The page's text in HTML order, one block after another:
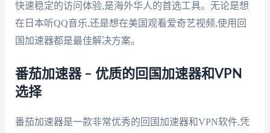
快速稳定的访问体验,是海外华人的首选工具。无论是想
在日本听QQ音乐,还是想在美国观看爱奇艺视频,使用回
国加速器都是最佳解决方案。
番茄加速器 – 优质的回国加速器和VPN
选择
番茄加速器是一款非常优秀的回国加速器和VPN软件,凭